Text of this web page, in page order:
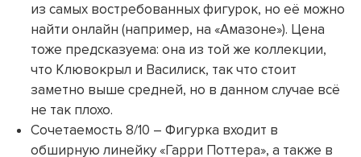
из самых востребованных фигурок, но её можно
найти онлайн (например, на «Амазоне»). Цена
тоже предсказуема: она из той же коллекции,
что Клювокрыл и Василиск, так что стоит
заметно выше средней, но в данном случае всё
не так плохо.
Сочетаемость 8/10 – Фигурка входит в
обширную линейку «Гарри Поттера», а также в